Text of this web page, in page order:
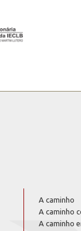
A caminho
A caminho
A caminho